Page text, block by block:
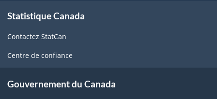
propos
ce
site
Statistique Canada
Contactez StatCan
Centre de confiance
Gouvernement du Canada